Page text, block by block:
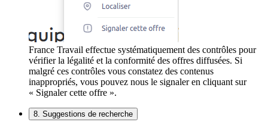
France Travail effectue systématiquement des contrôles pour
vérifier la légalité et la conformité des offres diffusées. Si
malgré ces contrôles vous constatez des contenus
inappropriés, vous pouvez nous le signaler en cliquant sur
« Signaler cette offre ».
8. Suggestions de recherche